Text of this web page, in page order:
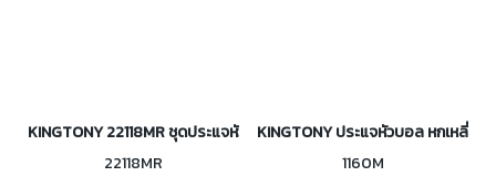
KINGTONY 22118MR ชุดประแจหัวบอล หกเหลี่ยม ด้ามตัว L 8ตัว/ชุด
22118MR
KINGTONY ประแจหัวบอล หกเหลี่ยม
1160M